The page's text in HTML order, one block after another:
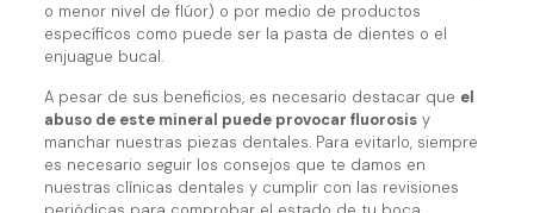
o menor nivel de flúor) o por medio de productos
específicos como puede ser la pasta de dientes o el
enjuague bucal.
A pesar de sus beneficios, es necesario destacar que el
abuso de este mineral puede provocar fluorosisy
manchar nuestras piezas dentales. Para evitarlo, siempre
es necesario seguir los consejos que te damos en
nuestras clínicas dentales y cumplir con las revisiones